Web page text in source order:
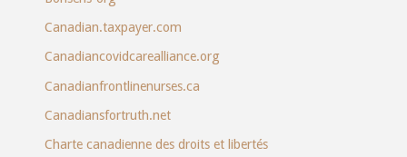
Canadian.taxpayer.com
Canadiancovidcarealliance.org
Canadianfrontlinenurses.ca
Canadiansfortruth.net
Charte canadienne des droits et libertés